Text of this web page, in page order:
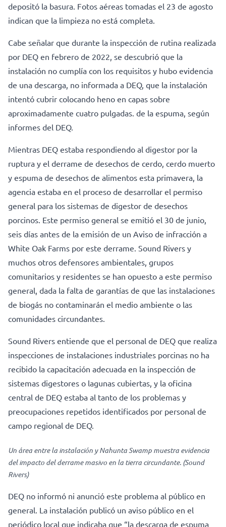
depositó la basura. Fotos aéreas tomadas el 23 de agosto
indican que la limpieza no está completa.
Cabe señalar que durante la inspección de rutina realizada
por DEQ en febrero de 2022, se descubrió que la
instalación no cumplía con los requisitos y hubo evidencia
de una descarga, no informada a DEQ, que la instalación
intentó cubrir colocando heno en capas sobre
aproximadamente cuatro pulgadas. de la espuma, según
informes del DEQ.
Mientras DEQ estaba respondiendo al digestor por la
ruptura y el derrame de desechos de cerdo, cerdo muerto
y espuma de desechos de alimentos esta primavera, la
agencia estaba en el proceso de desarrollar el permiso
general para los sistemas de digestor de desechos
porcinos. Este permiso general se emitió el 30 de junio,
seis días antes de la emisión de un Aviso de infracción a
White Oak Farms por este derrame. Sound Rivers y
muchos otros defensores ambientales, grupos
comunitarios y residentes se han opuesto a este permiso
general, dada la falta de garantías de que las instalaciones
de biogás no contaminarán el medio ambiente o las
comunidades circundantes.
Sound Rivers entiende que el personal de DEQ que realiza
inspecciones de instalaciones industriales porcinas no ha
recibido la capacitación adecuada en la inspección de
sistemas digestores o lagunas cubiertas, y la oficina
central de DEQ estaba al tanto de los problemas y
preocupaciones repetidos identificados por personal de
campo regional de DEQ.
Un área entre la instalación y Nahunta Swamp muestra evidencia
del impacto del derrame masivo en la tierra circundante. (Sound
Rivers)
DEQ no informó ni anunció este problema al público en
general. La instalación publicó un aviso público en el
periódico local que indicaba que “la descarga de espuma